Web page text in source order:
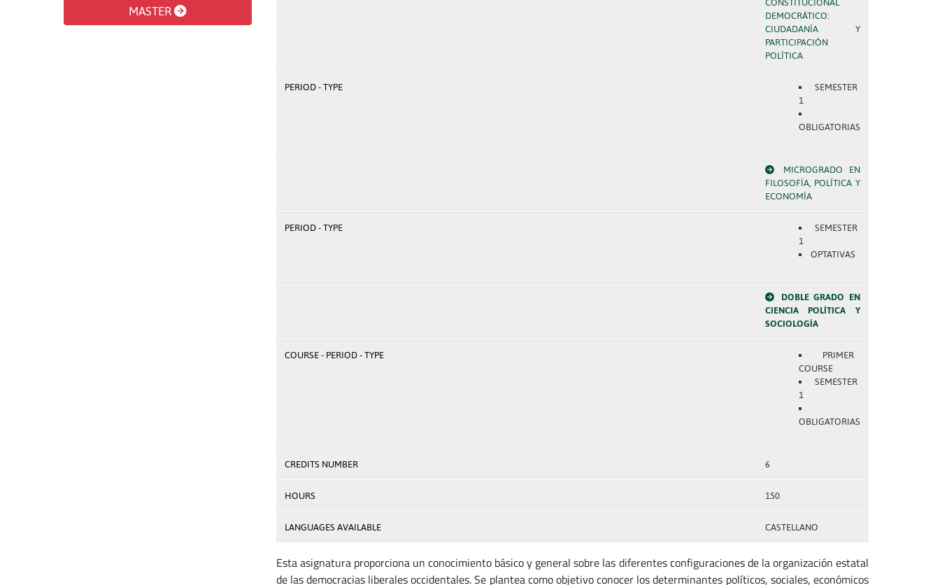
MASTER
CONSTITUCIONAL
DEMOCRÁTICO:
CIUDADANÍA Y
PARTICIPACIÓN
POLÍTICA
PERIOD - TYPE
SEMESTER
1
OBLIGATORIAS
MICROGRADO EN
FILOSOFÍA, POLÍTICA Y
ECONOMÍA
PERIOD - TYPE
SEMESTER
1
OPTATIVAS
DOBLE GRADO EN
CIENCIA POLÍTICA Y
SOCIOLOGÍA
COURSE - PERIOD - TYPE
PRIMER
COURSE
SEMESTER
1
OBLIGATORIAS
CREDITS NUMBER 6
HOURS 150
LANGUAGES AVAILABLE CASTELLANO
Esta asignatura proporciona un conocimiento básico y general sobre las diferentes configuraciones de la organización estatal
de las democracias liberales occidentales. Se plantea como objetivo conocer los determinantes políticos, sociales, económicos